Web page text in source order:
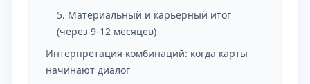
5. Материальный и карьерный итог
(через 9-12 месяцев)
Интерпретация комбинаций: когда карты
начинают диалог